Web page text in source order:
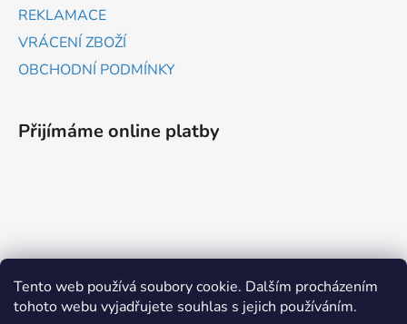
Tento web používá soubory cookie. Dalším procházením
tohoto webu vyjadřujete souhlas s jejich používáním.
REKLAMACE
VRÁCENÍ ZBOŽÍ
OBCHODNÍ PODMÍNKY
Přijímáme online platby
ZBOŽÍ.CZ HEUREKA.CZ